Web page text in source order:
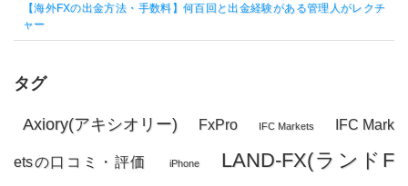
【海外FXの出金方法・手数料】何百回と出金経験がある管理人がレクチ
ャー
タグ
Axiory(アキシオリー) FxPro IFC Markets IFC Mark
etsの口コミ・評価 iPhone
LAND-FX(ランドF